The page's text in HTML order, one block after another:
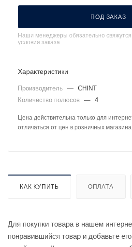
ПОД ЗАКАЗ
Наши менеджеры обязательно свяжутся
условия заказа
Характеристики
Производитель — CHINT
Количество полюсов
— 4
Цена действительна только для
отличаться от цен в розничных
КАК КУПИТЬ ОПЛАТА
Для покупки товара в нашем
понравившийся товар и добавьте